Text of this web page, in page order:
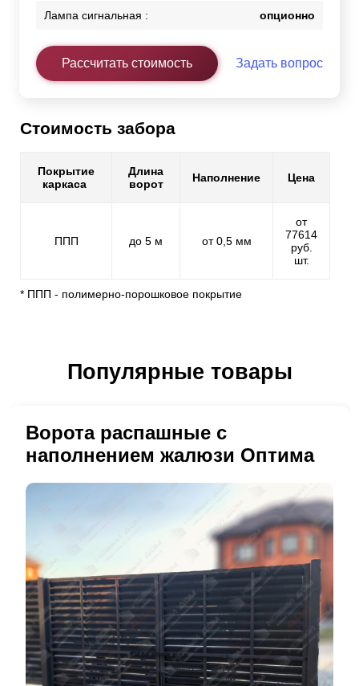
Лампа сигнальная : опционно
Рассчитать стоимость Задать вопрос
Стоимость забора
Покрытие
каркаса
Длина
ворот
Наполнение Цена
ППП до 5 м от 0,5 мм
от
77614
руб.
шт.
* ППП - полимерно-порошковое покрытие
Популярные товары
Ворота распашные с
наполнением жалюзи Оптима